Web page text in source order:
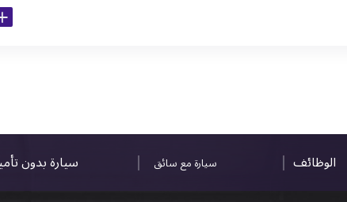
الوظائف سيارة مع سائق سيارة بدون